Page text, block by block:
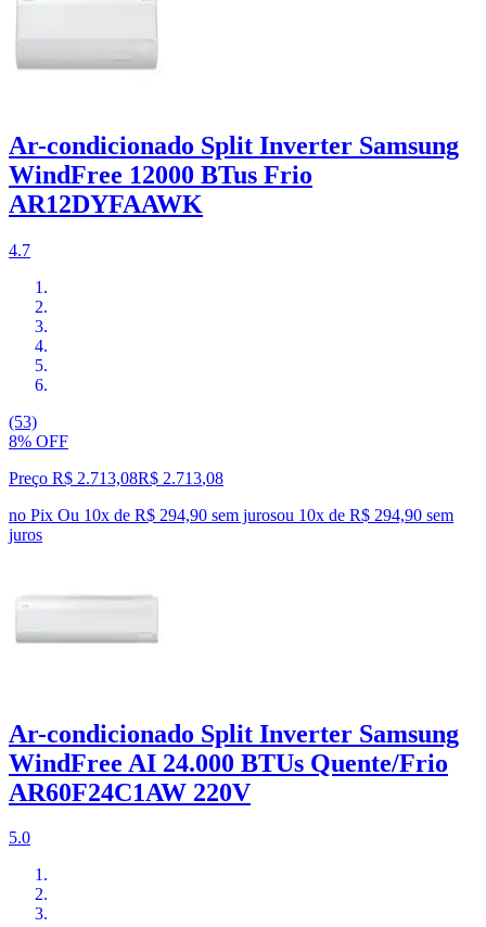
Ar-condicionado Split Inverter Samsung
WindFree 12000 BTus Frio
AR12DYFAAWK
4.7
(53)
8% OFF
Preço R$ 2.713,08R$ 2.713,08
no Pix Ou 10x de R$ 294,90 sem jurosou 10x de R$ 294,90 sem
juros
Ar-condicionado Split Inverter Samsung
WindFree AI 24.000 BTUs Quente/Frio
AR60F24C1AW 220V
5.0